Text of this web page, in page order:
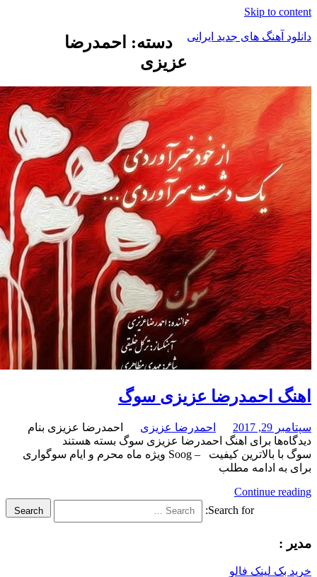
Skip
های جدید ایرانی
دسته: احمدرضا
عزیزی
احمدرضا عزیزی سوگ
احمدرضا عزیزی
برای اهنگ احمدرضا عزیزی سوگبسته هستند
احمدرضا عزیزی بنام
سوگ با بالاترین کیفیت – Soog ویژه ماه محرم و ایام سوگواری
مطلب
Search for:
فالو